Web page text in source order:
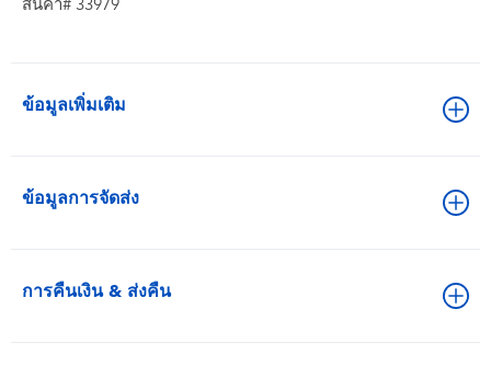
สินค้า# 33979
ข้อมูลเพิ่มเติม
ข้อมูลการจัดส่ง
การคืนเงิน & ส่งคืน